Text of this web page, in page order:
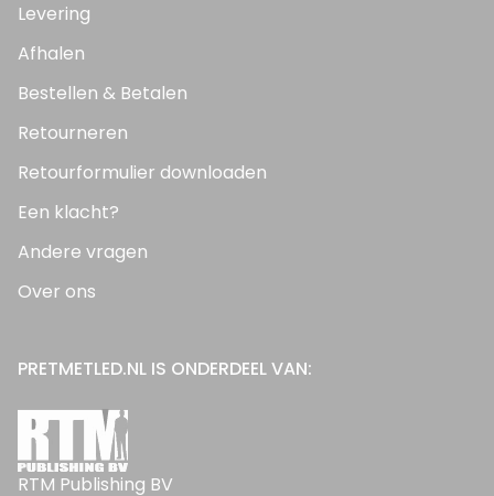
Levering
Afhalen
Bestellen & Betalen
Retourneren
Retourformulier downloaden
Een klacht?
Andere vragen
Over ons
PRETMETLED.NL IS ONDERDEEL VAN:
RTM Publishing BV